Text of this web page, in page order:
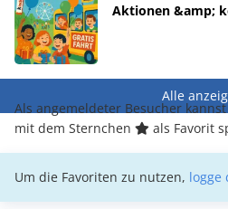
Aktionen &amp;
Alle
Als angemeldeter Besucher
mit dem Sternchen
als Favorit
Um die Favoriten zu nutzen, logge